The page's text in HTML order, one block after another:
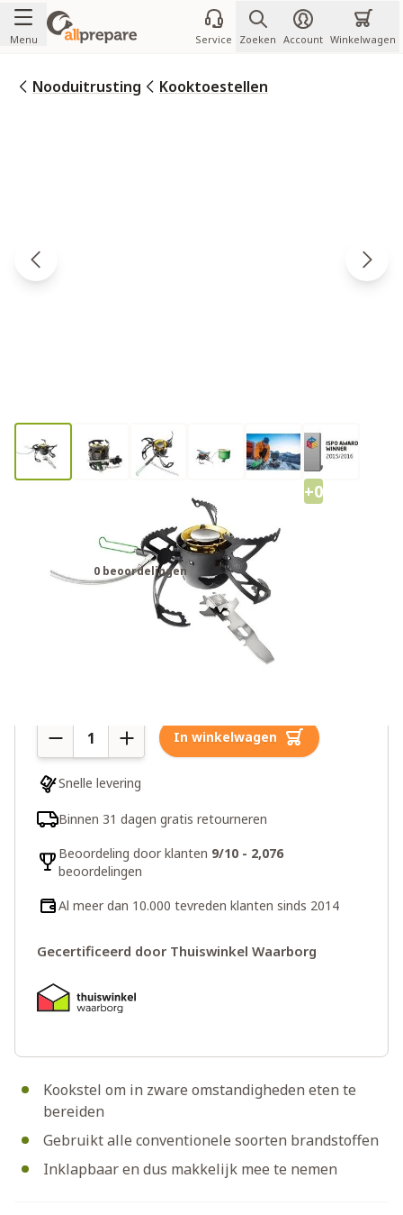
Ga naar de inhoud
Menu Service Zoeken Account Winkelwagen
Nooduitrusting Kooktoestellen
+0
Optimus Polaris Optifuel
Campingkooktoestel
0 beoordelingen
Kookstel om in zware omstandigheden eten te
bereiden
Gebruikt alle conventionele soorten brandstoffen
Inklapbaar en dus makkelijk mee te nemen
Aantal In winkelwagen
Snelle levering
Binnen 31 dagen gratis retourneren
Beoordeling door klanten 9/10 - 2,076
beoordelingen
Al meer dan 10.000 tevreden klanten sinds 2014
Gecertificeerd door Thuiswinkel Waarborg